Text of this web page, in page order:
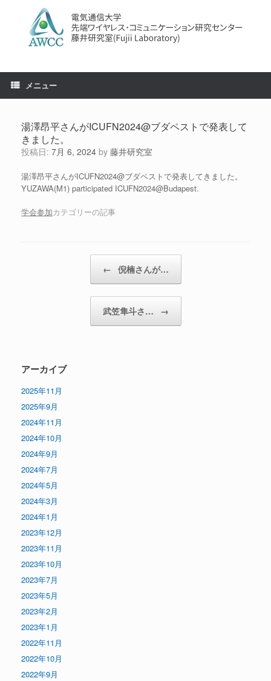
ス
ッ
メニュー
湯澤昂平さんがICUFN2024@ブダペストで発表して
きました。
投稿日: 7月 6, 2024 by 藤井研究室
湯澤昂平さんがICUFN2024@ブダペストで発表してきました。
YUZAWA(M1) participated ICUFN2024@Budapest.
学会参加カテゴリーの記事
← 倪楠さんが…
武笠隼斗さ… →
アーカイブ
2025年11月
2025年9月
2024年11月
2024年10月
2024年9月
2024年7月
2024年5月
2024年3月
2024年1月
2023年12月
2023年11月
2023年10月
2023年7月
2023年5月
2023年2月
2023年1月
2022年11月
2022年10月
2022年9月